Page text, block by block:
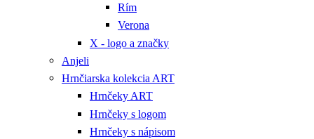
Rím
Verona
X - logo a značky
Anjeli
Hrnčiarska kolekcia ART
Hrnčeky ART
Hrnčeky s logom
Hrnčeky s nápisom